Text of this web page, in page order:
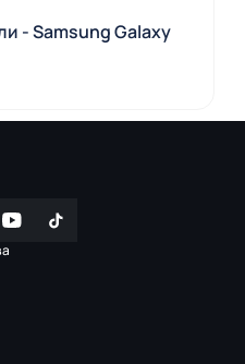
- Samsung Galaxy